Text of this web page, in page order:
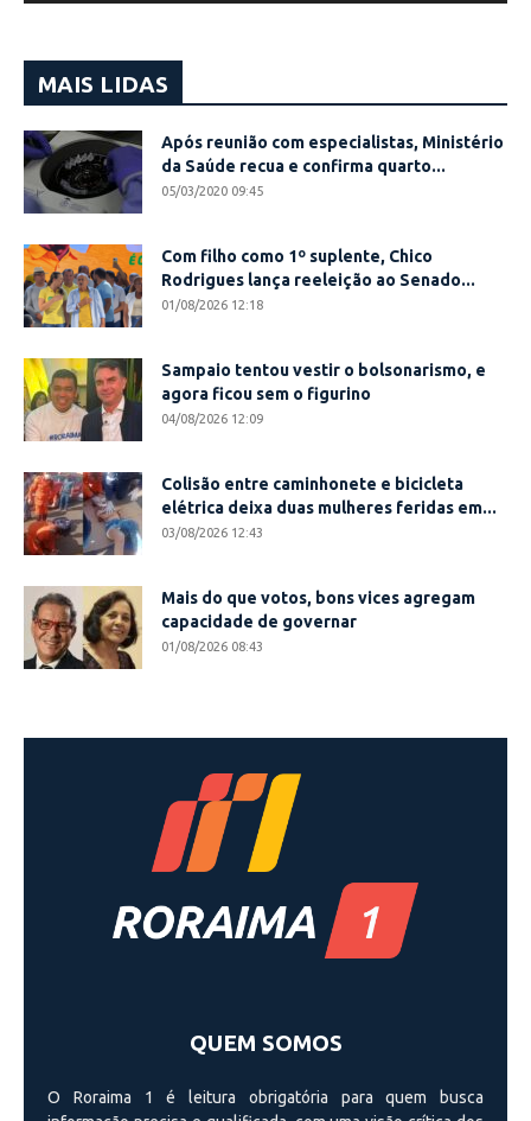
MAIS LIDAS
Após reunião com especialistas, Ministério
da Saúde recua e confirma quarto...
05/03/2020 09:45
Com filho como 1º suplente, Chico
Rodrigues lança reeleição ao Senado...
01/08/2026 12:18
Sampaio tentou vestir o bolsonarismo, e
agora ficou sem o figurino
04/08/2026 12:09
Colisão entre caminhonete e bicicleta
elétrica deixa duas mulheres feridas em...
03/08/2026 12:43
Mais do que votos, bons vices agregam
capacidade de governar
01/08/2026 08:43
QUEM SOMOS
O Roraima 1 é leitura obrigatória para quem busca